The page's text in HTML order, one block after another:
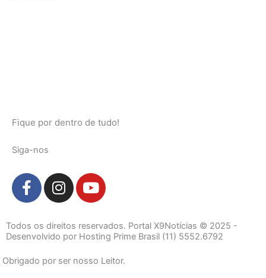
Fique por dentro de tudo!
Siga-nos
F
a
e
b
o
o
I
n
t
a
r
Y
o
t
u
e
Todos os direitos reservados. Portal X9Notícias © 2025 -
Desenvolvido por Hosting Prime Brasil (11) 5552.6792
Obrigado por ser nosso Leitor.